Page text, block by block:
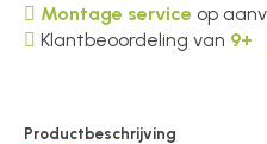
Montage service op
Klantbeoordeling van 9+
Productbeschrijving